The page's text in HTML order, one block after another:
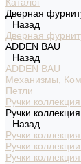
Дверная
Назад
Дверная
ADDEN BAU
Назад
ADDEN BAU
Механизмы,
Петли
Ручки
Ручки
Назад
Ручки
Ручки
Ручки